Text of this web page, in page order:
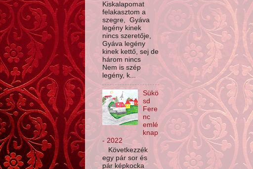
Kiskalapomat
felakasztom a
szegre, Gyáva
legény kinek
nincs szeretője,
Gyáva legény
kinek kettő, sej de
három nincs
Nem is szép
legény, k...
Sükö
sd
Fere
nc
emlé
knap
- 2022
Következzék
egy pár sor és
pár képkocka